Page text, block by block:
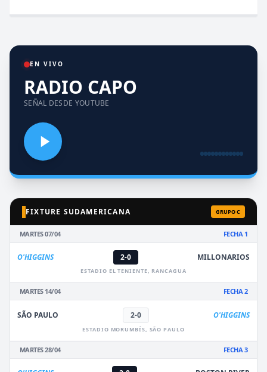
EN VIVO
RADIO CAPO
SEÑAL DESDE YOUTUBE
FIXTURE SUDAMERICANA GRUPO C
MARTES 07/04 FECHA 1
O'HIGGINS 2-0 MILLONARIOS
ESTADIO EL TENIENTE, RANCAGUA
MARTES 14/04 FECHA 2
SÃO PAULO 2-0 O'HIGGINS
ESTADIO MORUMBÍS, SÃO PAULO
MARTES 28/04 FECHA 3